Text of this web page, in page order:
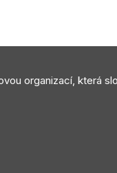
organizací, která